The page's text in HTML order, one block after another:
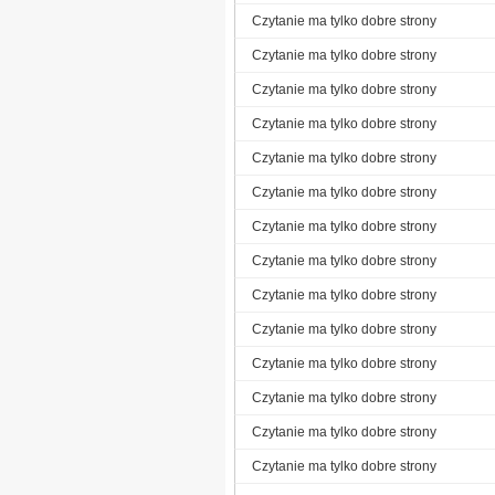
Czytanie ma tylko dobre strony
Czytanie ma tylko dobre strony
Czytanie ma tylko dobre strony
Czytanie ma tylko dobre strony
Czytanie ma tylko dobre strony
Czytanie ma tylko dobre strony
Czytanie ma tylko dobre strony
Czytanie ma tylko dobre strony
Czytanie ma tylko dobre strony
Czytanie ma tylko dobre strony
Czytanie ma tylko dobre strony
Czytanie ma tylko dobre strony
Czytanie ma tylko dobre strony
Czytanie ma tylko dobre strony